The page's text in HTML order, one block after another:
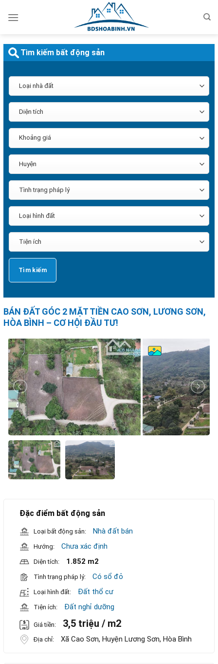
qua
dung
BÁN ĐẤT GÓC 2 MẶT TIỀN CAO SƠN, LƯƠNG SƠN,
HÒA BÌNH – CƠ HỘI ĐẦU TƯ!
Đặc điểm bất động sản
Loại bất động sản: Nhà đất bán
Hướng: Chưa xác định
Diện tích: 1.852 m2
Tình trạng pháp lý: Có sổ đỏ
Loại hình đất: Đất thổ cư
Tiện ích: Đất nghỉ dưỡng
Giá tiền: 3,5 triệu / m2
Địa chỉ: Xã Cao Sơn, Huyện Lương Sơn, Hòa Bình
Tìm kiếm bất động sản